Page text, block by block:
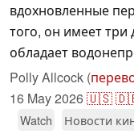
вдохновленные
того, он имеет
обладает
Polly Allcock (
16 May 2026🇺🇸
Watch Новости